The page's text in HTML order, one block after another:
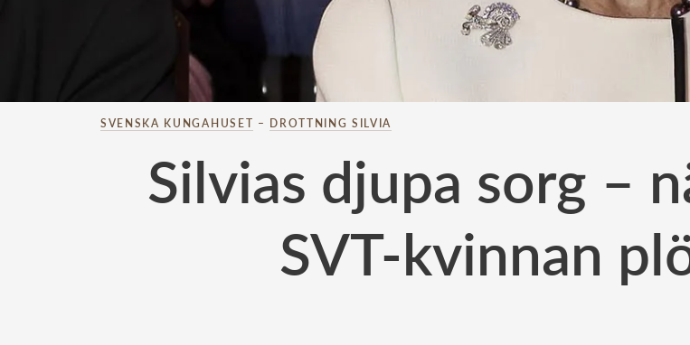
SVENSKA KUNGAHUSET – DROTTNING SILVIA
Silvias djupa sorg –
SVT-kvinnan